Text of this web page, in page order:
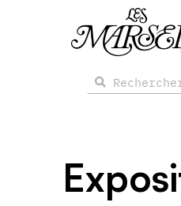
Rechercher
Rechercher